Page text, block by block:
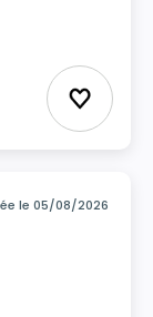
Ajouter
le 05/08/2026